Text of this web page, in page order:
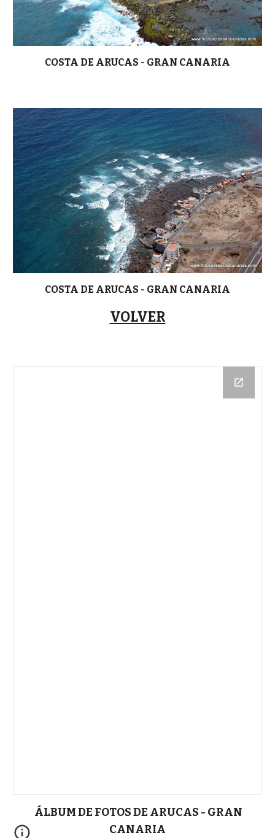
COSTA DE ARUCAS - GRAN CANARIA
COSTA DE ARUCAS - GRAN CANARIA
VOLVER
ÁLBUM DE FOTOS DE ARUCAS - GRAN
CANARIA